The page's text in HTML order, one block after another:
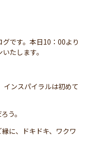
です。本日10：00より
たします。
ンスパイラルは初めて
う。
に、ドキドキ、ワクワ